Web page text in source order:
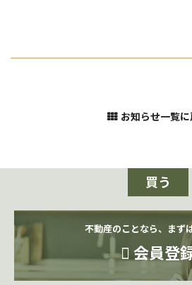
お知らせ一覧に
買う
不動産のことなら、まず
会員登